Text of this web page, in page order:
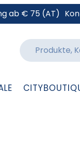
ab € 75 (AT)